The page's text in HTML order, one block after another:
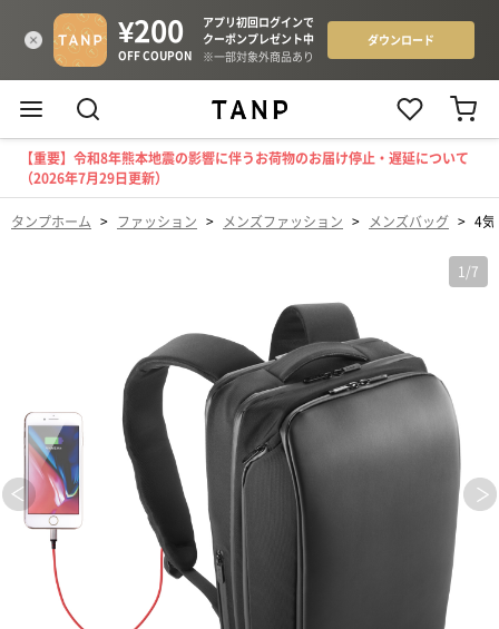
【重要】令和8年熊本地震の影響に伴うお荷物のお届け停止・遅延について
（2026年7月29日更新）
タンプホーム > ファッション > メンズファッション > メンズバッグ > 4気
1 /7